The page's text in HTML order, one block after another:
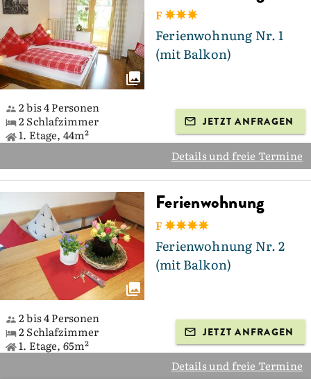
F
Ferienwohnung Nr. 1
(mit Balkon)
2 bis 4 Personen
2 Schlafzimmer
1. Etage, 44m²
JETZT ANFRAGEN
Details und freie Termine
Ferienwohnung
F
Ferienwohnung Nr. 2
(mit Balkon)
2 bis 4 Personen
2 Schlafzimmer
1. Etage, 65m²
JETZT ANFRAGEN
Details und freie Termine